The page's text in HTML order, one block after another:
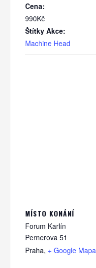
Cena:
990Kč
Štítky Akce:
Machine Head
MÍSTO KONÁNÍ
Forum Karlín
Pernerova 51
Praha, + Google Mapa